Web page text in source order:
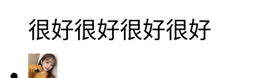
很好很好很好很好